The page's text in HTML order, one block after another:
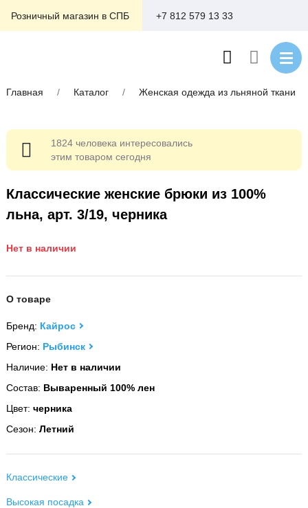
Розничный магазин в СПБ +7 812 579 13 33
Главная / Каталог / Женская одежда из льняной ткани
Классические женские брюки из 100%
льна, арт. 3/19, черника
Нет в наличии
О товаре
Бренд: Кайрос
Регион: Рыбинск
Наличие: Нет в наличии
Состав: Вываренный 100% лен
Цвет: черника
Сезон: Летний
Классические
Высокая посадка
1824 человека интересовались
этим товаром сегодня